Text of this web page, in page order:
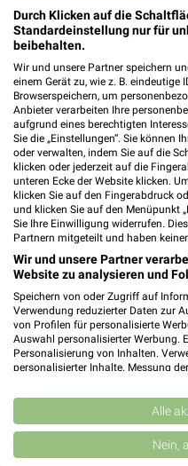
Müller Melle
Oldendorfer Str.
Heute 08:30 -
346,10 km •
Rossmann
Grönenberger
49324 Melle
Heute 08:30 -
345,93 km •
Parfümerie
Plettenberger
49324 Melle
Heute 09:00 -
dm Osnabrück
Durch Klicken auf die
Standardeinstellung nur für
beibehalten.
Wir und unsere Partner speichern
einem Gerät zu, wie z. B. eindeutige
Browserspeichern, um
Anbieter verarbeiten Ihre
aufgrund eines berechtigten
Sie die „Einstellungen“. Sie können
oder verwalten, indem Sie auf die
klicken oder jederzeit auf die
unteren Ecke der Website klicken.
klicken Sie auf den Fingerabdruck
und klicken Sie auf den Menüpunkt
Sie Ihre Einwilligung widerrufen.
Partnern mitgeteilt und haben
Wir und unsere Partner
Website zu analysieren und
Speichern von oder Zugriff auf
Verwendung reduzierter Daten zur
von Profilen für personalisierte
Auswahl personalisierter Werbung.
Personalisierung von Inhalten.
personalisierter Inhalte. Messung
Kombinationen von Daten aus
Verbesserung der Angebote.
von Inhalten.
Daten können außerhalb der
Alle
Nein,